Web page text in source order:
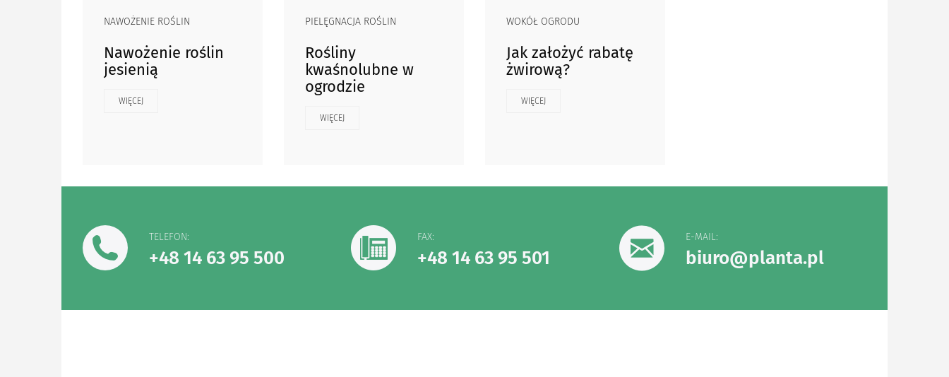
NAWOŻENIE ROŚLIN
Nawożenie roślin
jesienią
WIĘCEJ
PIELĘGNACJA ROŚLIN
Rośliny
kwaśnolubne w
ogrodzie
WIĘCEJ
WOKÓŁ OGRODU
Jak założyć rabatę
żwirową?
WIĘCEJ
TELEFON:
+48 14 63 95 500
FAX:
+48 14 63 95 501
E-MAIL:
biuro@planta.pl